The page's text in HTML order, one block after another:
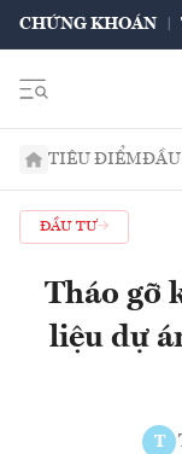
CHỨNG KHOÁN
TIÊU ĐIỂMĐẦU
ĐẦU TƯ
Tháo gỡ
liệu dự
T